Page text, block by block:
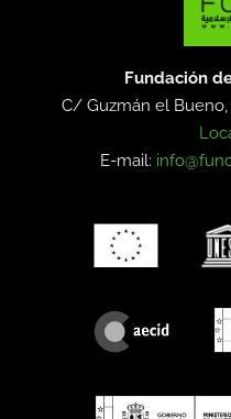
Fundación
C/ Guzmán el
E-mail: